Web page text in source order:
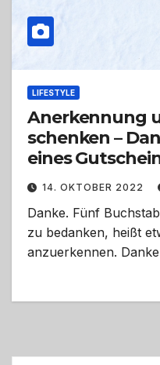
LIFESTYLE
Anerkennung
schenken –
eines
14. OKTOBER 2022
Danke. Fünf
zu bedanken, heißt
anzuerkennen.